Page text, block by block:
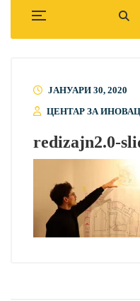
ЈАНУАРИ 30, 2020
ЦЕНТАР ЗА
redizajn2.0-